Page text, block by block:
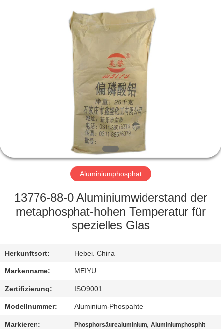
PRODUKTE
ÜBER
WERKSBESICHTIGUNG
KONTAKT
MIT
UNS
Aluminiumphosphat
13776-88-0 Aluminiumwiderstand der
metaphosphat-hohen Temperatur für
spezielles Glas
Herkunftsort: Hebei, China
Markenname: MEIYU
Zertifizierung: ISO9001
Modellnummer: Aluminium-Phospahte
Markieren: Phosphorsäurealuminium,Aluminiumphosphit